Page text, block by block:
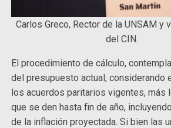
Carlos Greco, Rector de la UNSAM y
del CIN.
El procedimiento de cálculo,
del presupuesto actual, considerando
los acuerdos paritarios vigentes, más
que se den hasta fin de año,
de la inflación proyectada. Si bien las